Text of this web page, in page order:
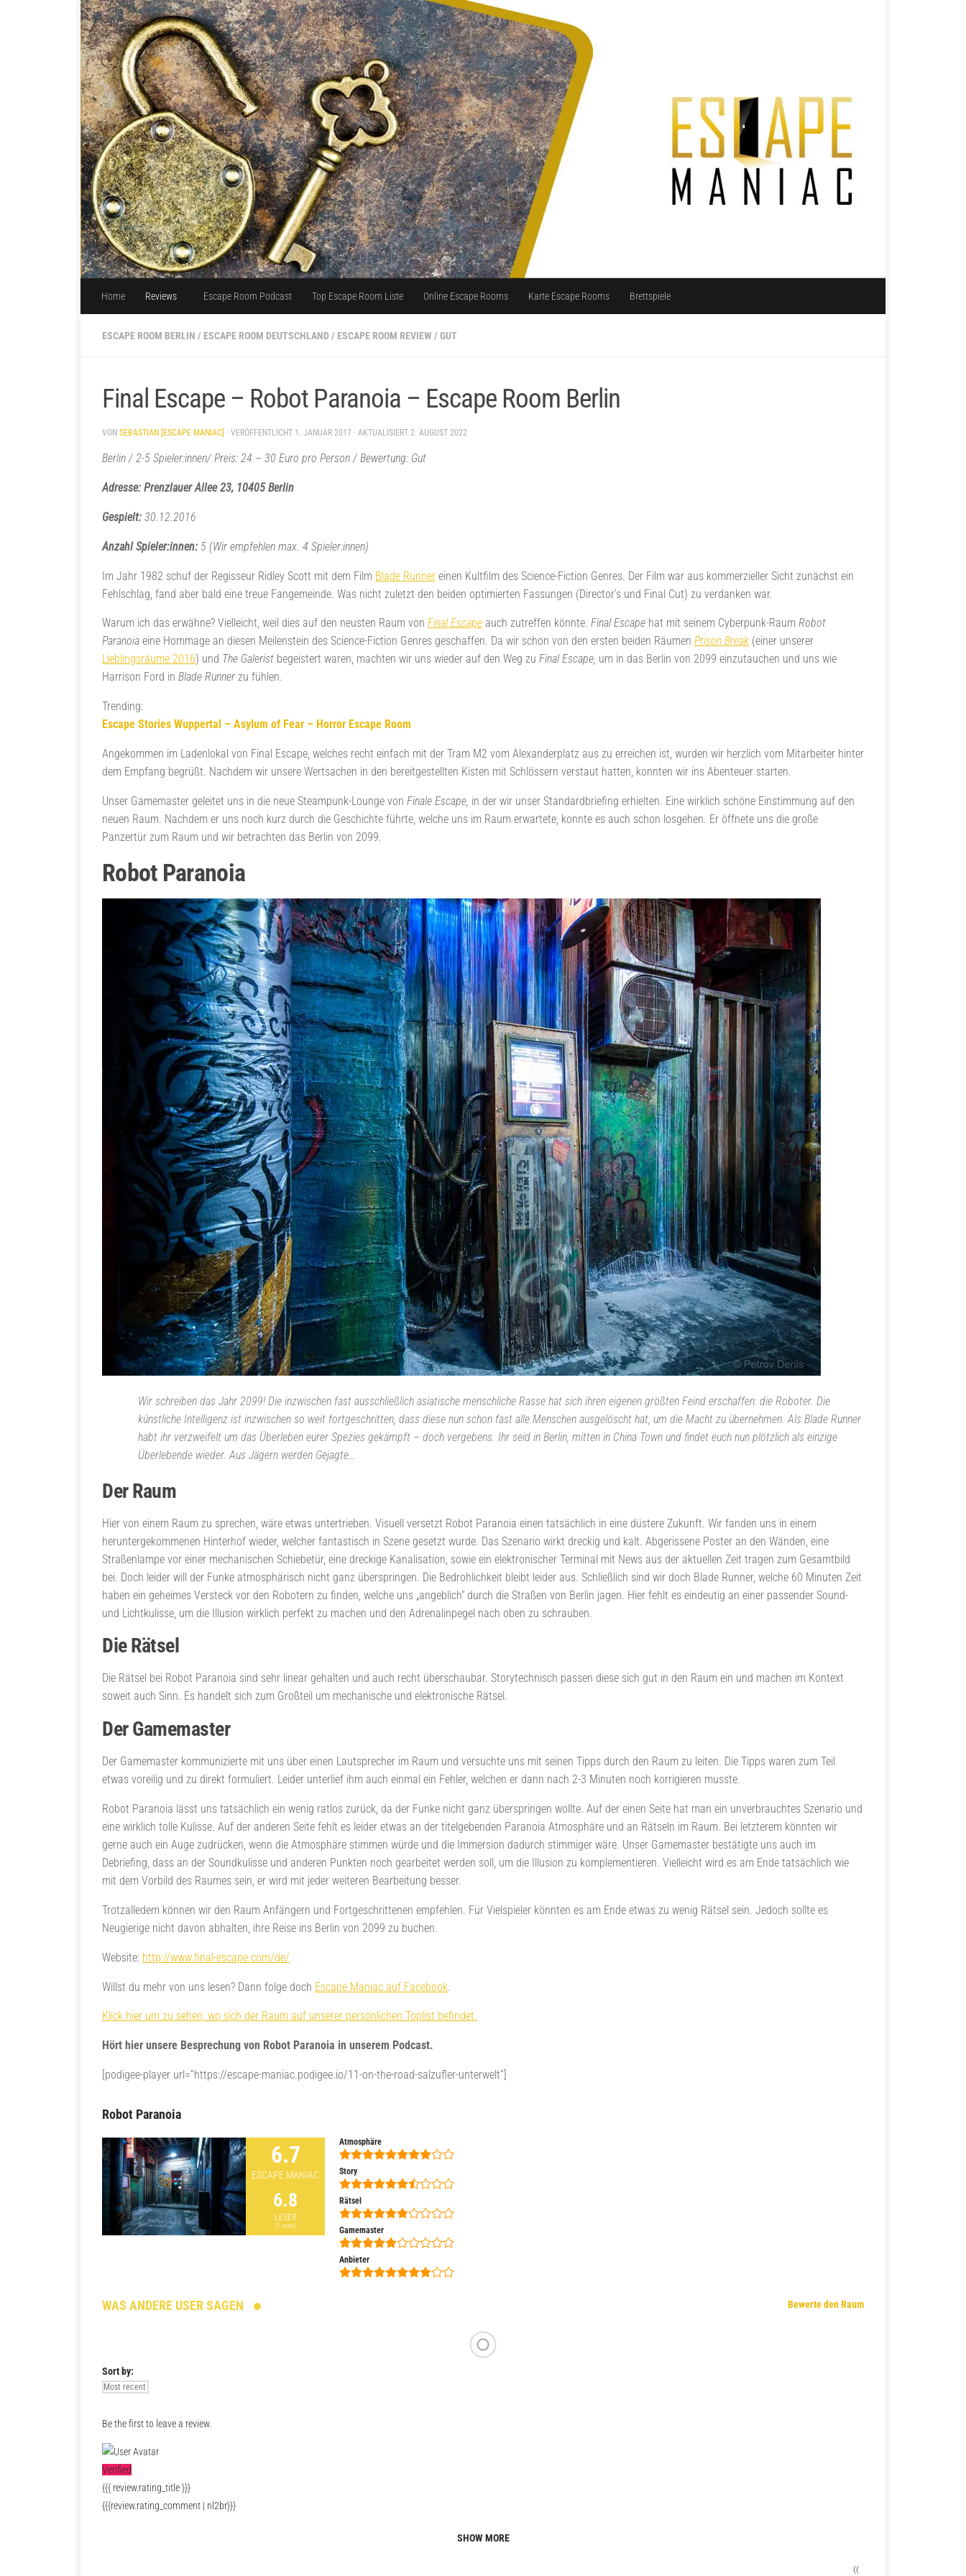
Unter dem Inhalt
Home Reviews Escape Room Podcast Top Escape Room Liste Online Escape Rooms Karte Escape Rooms Brettspiele
ESCAPE ROOM BERLIN / ESCAPE ROOM DEUTSCHLAND / ESCAPE ROOM REVIEW / GUT
Final Escape – Robot Paranoia – Escape Room Berlin
VON SEBASTIAN [ESCAPE MANIAC] · VERÖFFENTLICHT 1. JANUAR 2017 · AKTUALISIERT 2. AUGUST 2022
Berlin / 2-5 Spieler:innen/ Preis: 24 – 30 Euro pro Person / Bewertung: Gut
Adresse: Prenzlauer Allee 23, 10405 Berlin
Gespielt: 30.12.2016
Anzahl Spieler:innen: 5 (Wir empfehlen max. 4 Spieler:innen)
Im Jahr 1982 schuf der Regisseur Ridley Scott mit dem Film Blade Runner einen Kultfilm des Science-Fiction Genres. Der Film war aus kommerzieller Sicht zunächst ein
Fehlschlag, fand aber bald eine treue Fangemeinde. Was nicht zuletzt den beiden optimierten Fassungen (Director’s und Final Cut) zu verdanken war.
Warum ich das erwähne? Vielleicht, weil dies auf den neusten Raum von Final Escape auch zutreffen könnte. Final Escape hat mit seinem Cyberpunk-Raum Robot
Paranoia eine Hommage an diesen Meilenstein des Science-Fiction Genres geschaffen. Da wir schon von den ersten beiden Räumen Prison Break (einer unserer
Lieblingsräume 2016) und The Galerist begeistert waren, machten wir uns wieder auf den Weg zu Final Escape, um in das Berlin von 2099 einzutauchen und uns wie
Harrison Ford in Blade Runner zu fühlen.
Trending:
Escape Stories Wuppertal – Asylum of Fear – Horror Escape Room
Angekommen im Ladenlokal von Final Escape, welches recht einfach mit der Tram M2 vom Alexanderplatz aus zu erreichen ist, wurden wir herzlich vom Mitarbeiter hinter
dem Empfang begrüßt. Nachdem wir unsere Wertsachen in den bereitgestellten Kisten mit Schlössern verstaut hatten, konnten wir ins Abenteuer starten.
Unser Gamemaster geleitet uns in die neue Steampunk-Lounge von Finale Escape, in der wir unser Standardbriefing erhielten. Eine wirklich schöne Einstimmung auf den
neuen Raum. Nachdem er uns noch kurz durch die Geschichte führte, welche uns im Raum erwartete, konnte es auch schon losgehen. Er öffnete uns die große
Panzertür zum Raum und wir betrachten das Berlin von 2099.
Robot Paranoia
Wir schreiben das Jahr 2099! Die inzwischen fast ausschließlich asiatische menschliche Rasse hat sich ihren eigenen größten Feind erschaffen: die Roboter. Die
künstliche Intelligenz ist inzwischen so weit fortgeschritten, dass diese nun schon fast alle Menschen ausgelöscht hat, um die Macht zu übernehmen. Als Blade Runner
habt ihr verzweifelt um das Überleben eurer Spezies gekämpft – doch vergebens. Ihr seid in Berlin, mitten in China Town und findet euch nun plötzlich als einzige
Überlebende wieder. Aus Jägern werden Gejagte…
Der Raum
Hier von einem Raum zu sprechen, wäre etwas untertrieben. Visuell versetzt Robot Paranoia einen tatsächlich in eine düstere Zukunft. Wir fanden uns in einem
heruntergekommenen Hinterhof wieder, welcher fantastisch in Szene gesetzt wurde. Das Szenario wirkt dreckig und kalt. Abgerissene Poster an den Wänden, eine
Straßenlampe vor einer mechanischen Schiebetür, eine dreckige Kanalisation, sowie ein elektronischer Terminal mit News aus der aktuellen Zeit tragen zum Gesamtbild
bei. Doch leider will der Funke atmosphärisch nicht ganz überspringen. Die Bedrohlichkeit bleibt leider aus. Schließlich sind wir doch Blade Runner, welche 60 Minuten Zeit
haben ein geheimes Versteck vor den Robotern zu finden, welche uns „angeblich“ durch die Straßen von Berlin jagen. Hier fehlt es eindeutig an einer passender Sound-
und Lichtkulisse, um die Illusion wirklich perfekt zu machen und den Adrenalinpegel nach oben zu schrauben.
Die Rätsel
Die Rätsel bei Robot Paranoia sind sehr linear gehalten und auch recht überschaubar. Storytechnisch passen diese sich gut in den Raum ein und machen im Kontext
soweit auch Sinn. Es handelt sich zum Großteil um mechanische und elektronische Rätsel.
Der Gamemaster
Der Gamemaster kommunizierte mit uns über einen Lautsprecher im Raum und versuchte uns mit seinen Tipps durch den Raum zu leiten. Die Tipps waren zum Teil
etwas voreilig und zu direkt formuliert. Leider unterlief ihm auch einmal ein Fehler, welchen er dann nach 2-3 Minuten noch korrigieren musste.
Robot Paranoia lässt uns tatsächlich ein wenig ratlos zurück, da der Funke nicht ganz überspringen wollte. Auf der einen Seite hat man ein unverbrauchtes Szenario und
eine wirklich tolle Kulisse. Auf der anderen Seite fehlt es leider etwas an der titelgebenden Paranoia Atmosphäre und an Rätseln im Raum. Bei letzterem könnten wir
gerne auch ein Auge zudrücken, wenn die Atmosphäre stimmen würde und die Immersion dadurch stimmiger wäre. Unser Gamemaster bestätigte uns auch im
Debriefing, dass an der Soundkulisse und anderen Punkten noch gearbeitet werden soll, um die Illusion zu komplementieren. Vielleicht wird es am Ende tatsächlich wie
mit dem Vorbild des Raumes sein, er wird mit jeder weiteren Bearbeitung besser.
Trotzalledem können wir den Raum Anfängern und Fortgeschrittenen empfehlen. Für Vielspieler könnten es am Ende etwas zu wenig Rätsel sein. Jedoch sollte es
Neugierige nicht davon abhalten, ihre Reise ins Berlin von 2099 zu buchen.
Website: http://www.final-escape.com/de/
Willst du mehr von uns lesen? Dann folge doch Escape Maniac auf Facebook.
Klick hier um zu sehen, wo sich der Raum auf unserer persönlichen Toplist befindet.
Hört hier unsere Besprechung von Robot Paranoia in unserem Podcast.
[podigee-player url=”https://escape-maniac.podigee.io/11-on-the-road-salzufler-unterwelt”]
Robot Paranoia
6.7
ESCAPE MANIAC
6.8
LESER
(1 vote)
Atmosphäre
Story
Rätsel
Gamemaster
Anbieter
WAS ANDERE USER SAGEN Bewerte den Raum
Sort by:
Be the first to leave a review.
Verified
{{{ review.rating_title }}}
{{{review.rating_comment | nl2br}}}
SHOW MORE
{{